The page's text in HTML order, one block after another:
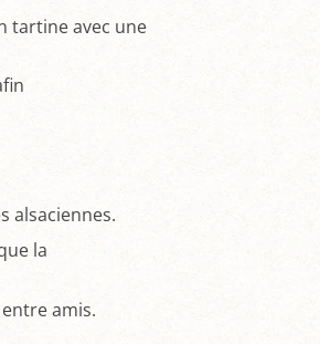
tartine avec une
alsaciennes.
la
amis.